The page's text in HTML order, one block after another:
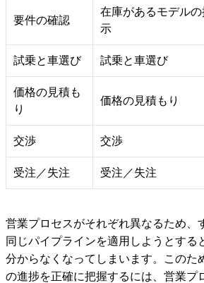
要件の確認
在庫があるモデルの
示
試乗と車選び 試乗と車選び
価格の見積も
り
価格の見積もり
交渉 交渉
受注／失注 受注／失注
営業プロセスがそれぞれ異なるため、
同じパイプラインを適用しようとする
分からなくなってしまいます。このた
の進捗を正確に把握するには、営業プ